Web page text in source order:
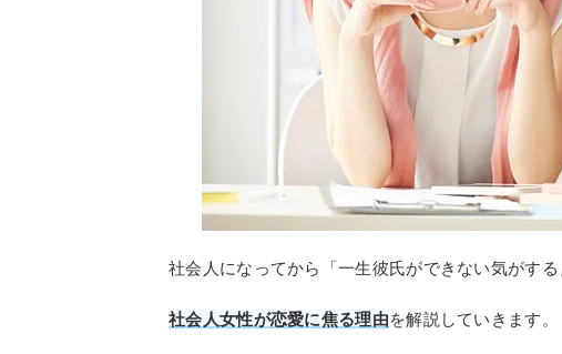
社会人になってから「一生彼氏ができない気がす
社会人女性が恋愛に焦る理由を解説していきます。